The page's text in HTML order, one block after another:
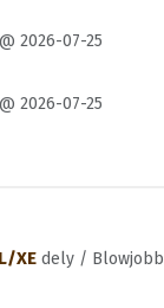
2026-07-25
2026-07-25
XE dely / Blowjobb